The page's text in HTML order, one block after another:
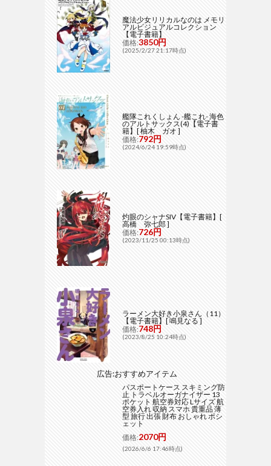
魔法少女リリカルなのは メモリ
アルビジュアルコレクション
【電子書籍】
価格:3850円
(2025/2/27 21:17時点)
艦隊これくしょん -艦これ- 海色
のアルトサックス(4)【電子書
籍】[ 柚木 ガオ ]
価格:792円
(2024/6/24 19:59時点)
灼眼のシャナSIV【電子書籍】[
高橋 弥七郎 ]
価格:726円
(2023/11/25 00:13時点)
ラーメン大好き小泉さん（11）
【電子書籍】[ 鳴見なる ]
価格:748円
(2023/8/25 10:24時点)
広告:おすすめアイテム
パスポートケース スキミング防
止 トラベルオーガナイザー 13
ポケット 航空券対応 Lサイズ 航
空券入れ 収納 スマホ 貴重品 薄
型 旅行 出張 財布 おしゃれ ポシ
ェット
価格:2070円
(2026/6/6 17:46時点)